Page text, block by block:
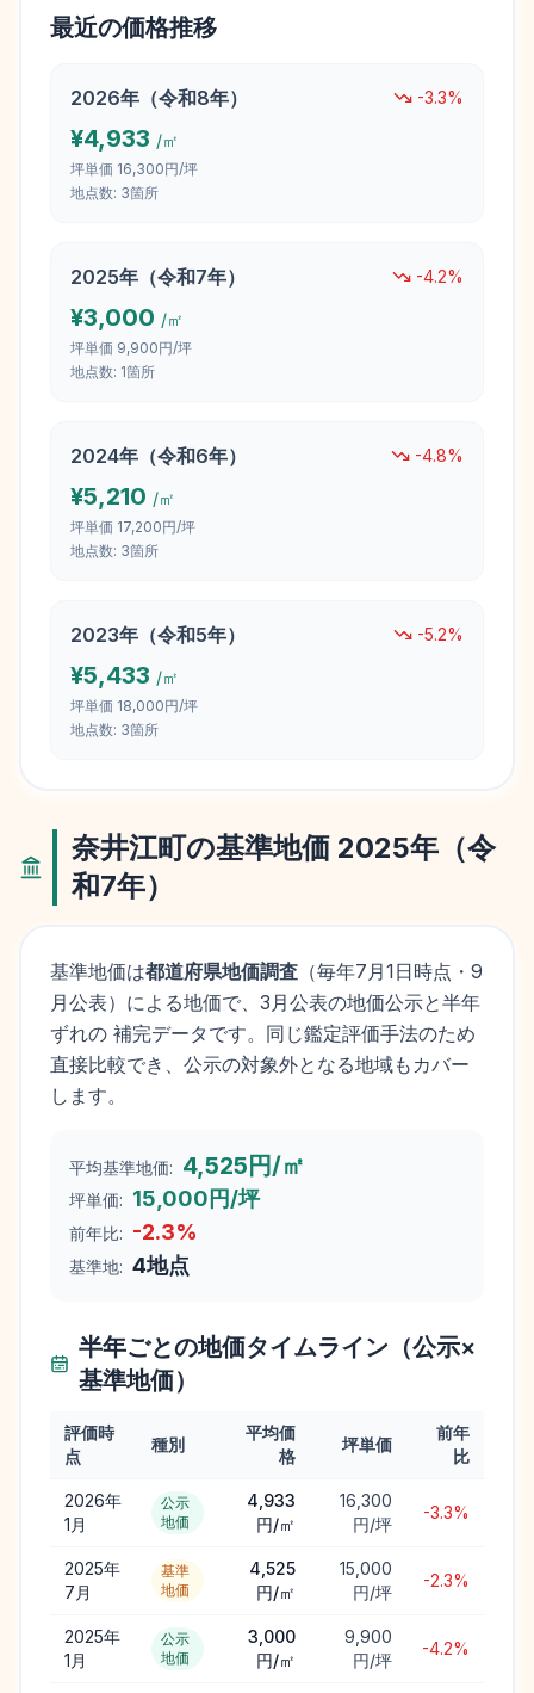
最近の価格推移
2026年（令和8年） -3.3%
¥4,933 /㎡
坪単価 16,300円/坪
地点数: 3箇所
2025年（令和7年） -4.2%
¥3,000 /㎡
坪単価 9,900円/坪
地点数: 1箇所
2024年（令和6年） -4.8%
¥5,210 /㎡
坪単価 17,200円/坪
地点数: 3箇所
2023年（令和5年） -5.2%
¥5,433 /㎡
坪単価 18,000円/坪
地点数: 3箇所
奈井江町の基準地価 2025年（令
和7年）
基準地価は都道府県地価調査 （毎年7月1日時点・9
月公表）による地価で、3月公表の地価公示と半年
ずれの 補完データです。同じ鑑定評価手法のため
直接比較でき、公示の対象外となる地域もカバー
します。
平均基準地価: 4,525円/㎡
坪単価: 15,000円/坪
前年比: -2.3%
基準地: 4地点
半年ごとの地価タイムライン（公示×
基準地価）
評価時
点
種別
平均価
格
坪単価
前年
比
2026年
1月
公示
地価
4,933
円/㎡
16,300
円/坪
-3.3%
2025年
7月
基準
地価
4,525
円/㎡
15,000
円/坪
-2.3%
2025年
1月
公示
地価
3,000
円/㎡
9,900
円/坪
-4.2%